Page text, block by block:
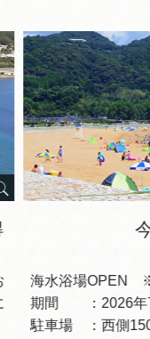
海水浴場OPEN ※
期間 ：2026年7
駐車場 ：西側